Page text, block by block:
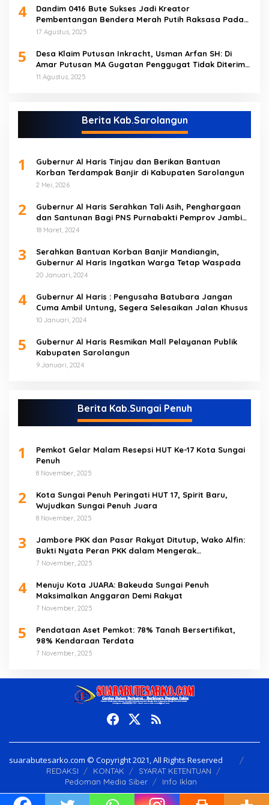
4
Dandim 0416 Bute Sukses Jadi Kreator
Pembentangan Bendera Merah Putih Raksasa Pada
Peringatan HUT RI ke 80 di Tebo
17 Agustus, 2025
5
Desa Klaim Putusan Inkracht, Usman Arfan SH: Di
Amar Putusan MA Gugatan Penggugat Tidak Diterima
(NO)
11 Agustus, 2025
Berita Kab.Sarolangun
1
Gubernur Al Haris Tinjau dan Berikan Bantuan
Korban Terdampak Banjir di Kabupaten Sarolangun
2 Mei, 2026
2
Gubernur Al Haris Serahkan Tali Asih, Penghargaan
dan Santunan Bagi PNS Purnabakti Pemprov Jambi
Yang Berada di Sarolangun
18 Maret, 2024
3
Serahkan Bantuan Korban Banjir Mandiangin,
Gubernur Al Haris Ingatkan Warga Tetap Waspada
20 Januari, 2024
4
Gubernur Al Haris : Pengusaha Batubara Jangan
Cuma Ambil Untung, Segera Selesaikan Jalan Khusus
10 Januari, 2024
5
Gubernur Al Haris Resmikan Mall Pelayanan Publik
Kabupaten Sarolangun
9 Januari, 2024
Berita Kab.Sungai Penuh
1
Pemkot Gelar Malam Resepsi HUT Ke-17 Kota Sungai
Penuh
8 November, 2025
2
Kota Sungai Penuh Peringati HUT 17, Spirit Baru,
Wujudkan Sungai Penuh Juara
8 November, 2025
3
Jambore PKK dan Pasar Rakyat Ditutup, Wako Alfin:
Bukti Nyata Peran PKK dalam Mengerak
Perekonomian Masyarakat
7 November, 2025
4
Menuju Kota JUARA: Bakeuda Sungai Penuh
Maksimalkan Anggaran Demi Rakyat
7 November, 2025
5
Pendataan Aset Pemkot: 78% Tanah Bersertifikat,
98% Kendaraan Terdata
7 November, 2025
suarabutesarko.com © Copyright 2021, All Rights Reserved
REDAKSI KONTAK
SYARAT KETENTUAN
Pedoman Media Siber
Info Iklan